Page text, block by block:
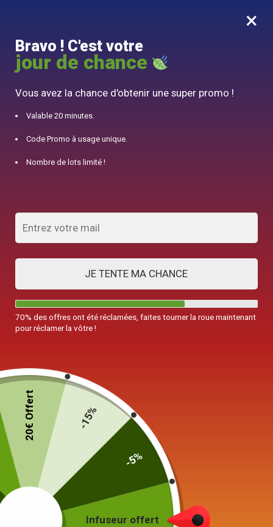
0
10% offert pour 50€ d’achats avec le code DJINN10
Service
AFFICHER LES FILTRES
Bol Chawan Set à matcha
79,00
Choix des options
×
Bravo ! C'est votre
jour de chance
Vous avez la chance d'obtenir une super promo !
Valable 20 minutes.
Code Promo à usage unique.
Nombre de lots limité !
JE TENTE MA CHANCE
70% des offres ont été réclamées, faites tourner la roue maintenant
pour réclamer la vôtre !
Infuseur offert
20€ Offert -15%
-5%